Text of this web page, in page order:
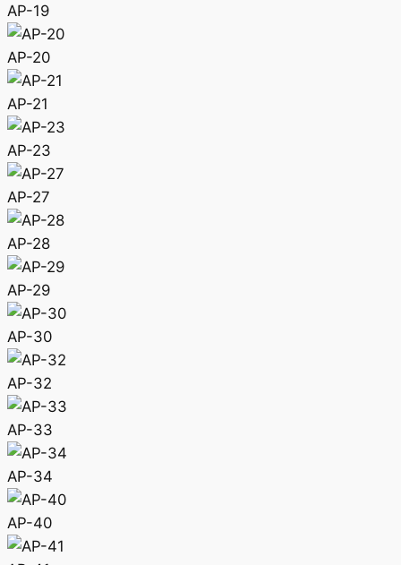
AP-19
AP-20
AP-21
AP-23
AP-27
AP-28
AP-29
AP-30
AP-32
AP-33
AP-34
AP-40